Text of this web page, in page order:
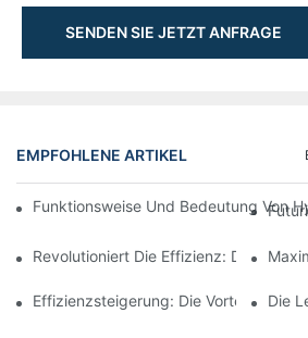
SENDEN SIE JETZT ANFRAGE
EMPFOHLENE ARTIKEL
Funktionsweise Und Bedeutung Von
Revolutioniert Die Effizienz: Der
Effizienzsteigerung: Die Vorteile Die